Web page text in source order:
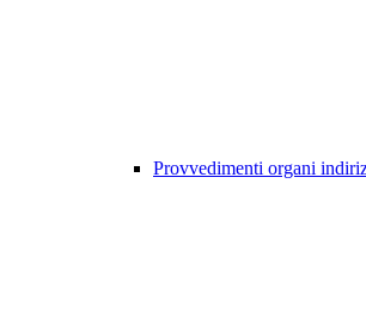
Provvedimenti organi